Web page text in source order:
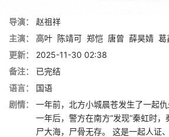
导演：
赵祖祥
主演：
高叶 陈靖可 郑恺 唐曾 薛昊婧 葛
更新：
2025-11-30 02:38
备注：
已完结
语言：
国语
剧情：
一年前，北方小城晨苍发生了一起仇
一年后，警方在南方“发现”秦虹时
尸大海，尸骨无存。 这是一起人证